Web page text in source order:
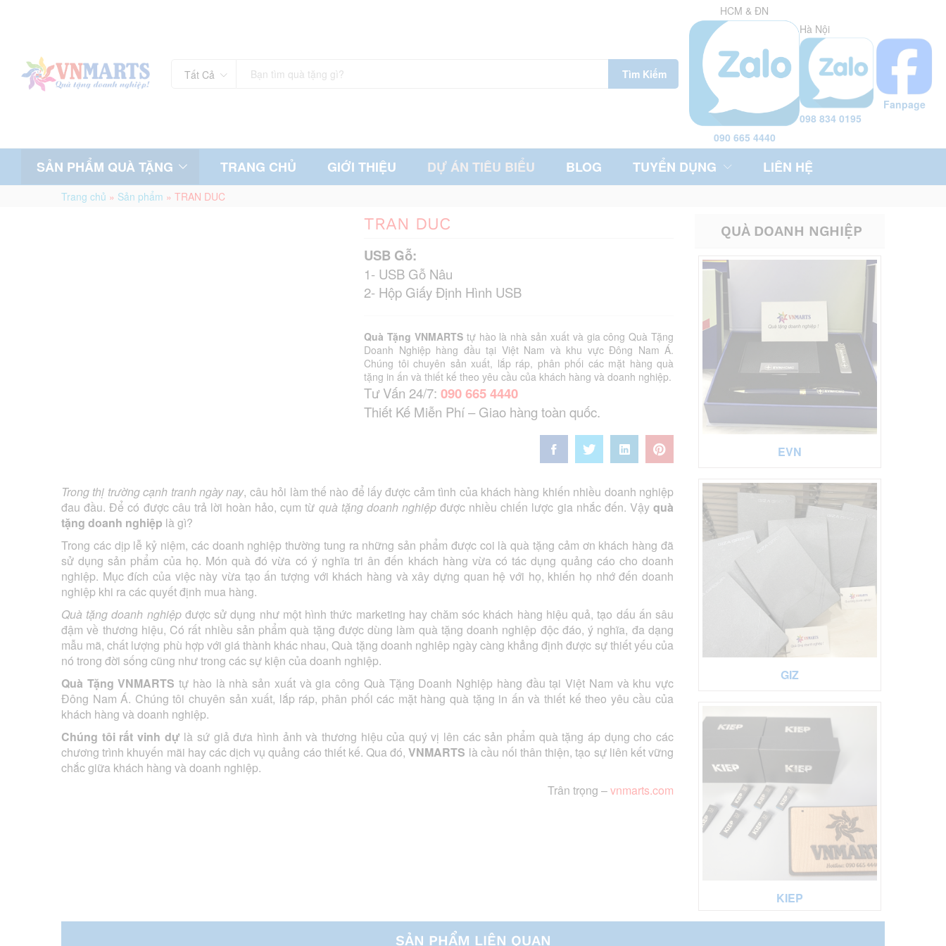
Tất Cả Tìm Kiếm
HCM & ĐN
090 665 4440
Hà Nội
098 834 0195
Fanpage
SẢN PHẨM QUÀ TẶNG TRANG CHỦ GIỚI THIỆU DỰ ÁN TIÊU BIỂU BLOG TUYỂN DỤNG LIÊN HỆ
Trang chủ » Sản phẩm » TRAN DUC
TRAN DUC
USB Gỗ:
1- USB Gỗ Nâu
2- Hộp Giấy Định Hình USB
Quà Tặng VNMARTStự hào là nhà sản xuất và gia công Quà Tặng
Doanh Nghiệp hàng đầu tại Việt Nam và khu vực Đông Nam Á.
Chúng tôi chuyên sản xuất, lắp ráp, phân phối các mặt hàng quà
tặng in ấn và thiết kế theo yêu cầu của khách hàng và doanh nghiệp.
Tư Vấn 24/7:090 665 4440
Thiết Kế Miễn Phí – Giao hàng toàn quốc.
Trong thị trường cạnh tranh ngày nay, câu hỏi làm thế nào để lấy được cảm tình của khách hàng khiến nhiều doanh nghiệp
đau đầu. Để có được câu trả lời hoàn hảo, cụm từ quà tặng doanh nghiệpđược nhiều chiến lược gia nhắc đến. Vậy quà
tặng doanh nghiệp là gì?
Trong các dịp lễ kỷ niệm, các doanh nghiệp thường tung ra những sản phẩm được coi là quà tặng cảm ơn khách hàng đã
sử dụng sản phẩm của họ. Món quà đó vừa có ý nghĩa tri ân đến khách hàng vừa có tác dụng quảng cáo cho doanh
nghiệp. Mục đích của việc này vừa tạo ấn tượng với khách hàng và xây dựng quan hệ với họ, khiến họ nhớ đến doanh
nghiệp khi ra các quyết định mua hàng.
Quà tặng doanh nghiệpđược sử dụng như một hình thức marketing hay chăm sóc khách hàng hiệu quả, tạo dấu ấn sâu
đậm về thương hiệu, Có rất nhiều sản phẩm quà tặng được dùng làm quà tặng doanh nghiệp độc đáo, ý nghĩa, đa dạng
mẫu mã, chất lượng phù hợp với giá thành khác nhau, Quà tặng doanh nghiêp ngày càng khẳng định được sự thiết yếu của
nó trong đời sống cũng như trong các sự kiện của doanh nghiệp.
Quà Tặng VNMARTS tự hào là nhà sản xuất và gia công Quà Tặng Doanh Nghiệp hàng đầu tại Việt Nam và khu vực
Đông Nam Á. Chúng tôi chuyên sản xuất, lắp ráp, phân phối các mặt hàng quà tặng in ấn và thiết kế theo yêu cầu của
khách hàng và doanh nghiệp.
Chúng tôi rất vinh dự là sứ giả đưa hình ảnh và thương hiệu của quý vị lên các sản phẩm quà tặng áp dụng cho các
chương trình khuyến mãi hay các dịch vụ quảng cáo thiết kế. Qua đó,VNMARTS là cầu nối thân thiện, tạo sự liên kết vững
chắc giữa khách hàng và doanh nghiệp.
Trân trọng –vnmarts.com
QUÀ DOANH NGHIỆP
EVN
GIZ
KIEP
SẢN PHẨM LIÊN QUAN